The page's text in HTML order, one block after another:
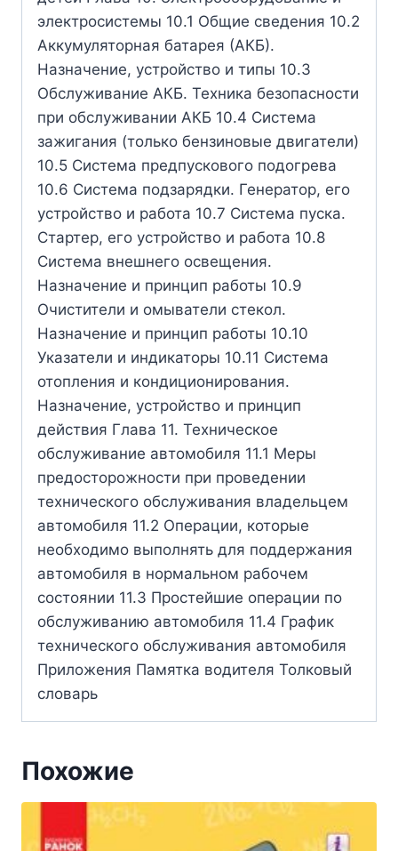
электросистемы 10.1 Общие сведения 10.2
Аккумуляторная батарея (АКБ).
Назначение, устройство и типы 10.3
Обслуживание АКБ. Техника безопасности
при обслуживании АКБ 10.4 Система
зажигания (только бензиновые двигатели)
10.5 Система предпускового подогрева
10.6 Система подзарядки. Генератор, его
устройство и работа 10.7 Система пуска.
Стартер, его устройство и работа 10.8
Система внешнего освещения.
Назначение и принцип работы 10.9
Очистители и омыватели стекол.
Назначение и принцип работы 10.10
Указатели и индикаторы 10.11 Система
отопления и кондиционирования.
Назначение, устройство и принцип
действия Глава 11. Техническое
обслуживание автомобиля 11.1 Меры
предосторожности при проведении
технического обслуживания владельцем
автомобиля 11.2 Операции, которые
необходимо выполнять для поддержания
автомобиля в нормальном рабочем
состоянии 11.3 Простейшие операции по
обслуживанию автомобиля 11.4 График
технического обслуживания автомобиля
Приложения Памятка водителя Толковый
словарь
Похожие